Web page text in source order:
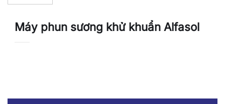
Máy phun sương khử khuẩn Alfasol